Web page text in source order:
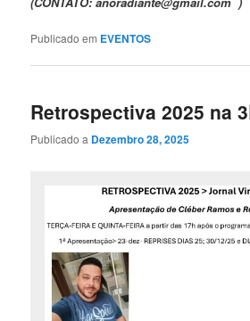
Publicado em EVENTOS
Retrospectiva 2025 na
Publicado a Dezembro 28, 2025